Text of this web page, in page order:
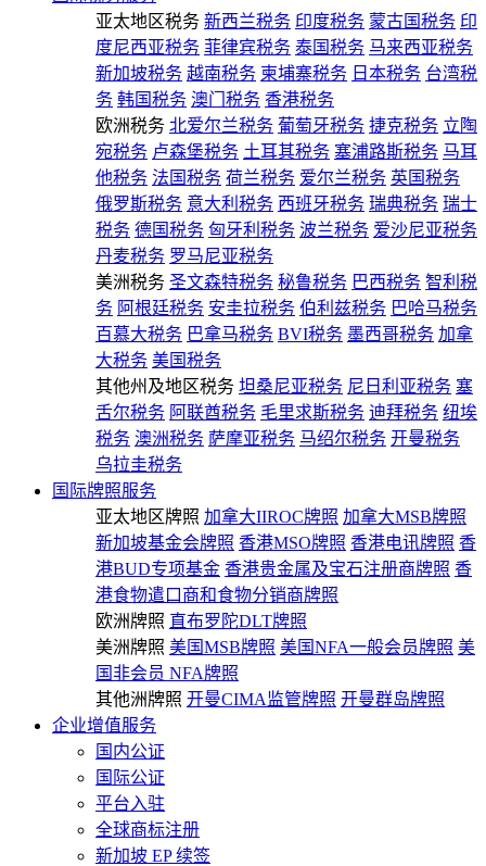
亚太地区税务 新西兰税务 印度税务 蒙古国税务 印
度尼西亚税务 菲律宾税务 泰国税务 马来西亚税务
新加坡税务 越南税务 柬埔寨税务 日本税务 台湾税
务 韩国税务 澳门税务 香港税务
欧洲税务 北爱尔兰税务 葡萄牙税务 捷克税务 立陶
宛税务 卢森堡税务 土耳其税务 塞浦路斯税务 马耳
他税务 法国税务 荷兰税务 爱尔兰税务 英国税务
俄罗斯税务 意大利税务 西班牙税务 瑞典税务 瑞士
税务 德国税务 匈牙利税务 波兰税务 爱沙尼亚税务
丹麦税务 罗马尼亚税务
美洲税务 圣文森特税务 秘鲁税务 巴西税务 智利税
务 阿根廷税务 安圭拉税务 伯利兹税务 巴哈马税务
百慕大税务 巴拿马税务 BVI税务 墨西哥税务 加拿
大税务 美国税务
其他州及地区税务 坦桑尼亚税务 尼日利亚税务 塞
舌尔税务 阿联酋税务 毛里求斯税务 迪拜税务 纽埃
税务 澳洲税务 萨摩亚税务 马绍尔税务 开曼税务
乌拉圭税务
国际牌照服务
亚太地区牌照 加拿大IIROC牌照 加拿大MSB牌照
新加坡基金会牌照 香港MSO牌照 香港电讯牌照 香
港BUD专项基金 香港贵金属及宝石注册商牌照 香
港食物遣口商和食物分销商牌照
欧洲牌照 直布罗陀DLT牌照
美洲牌照 美国MSB牌照 美国NFA一般会员牌照 美
国非会员 NFA牌照
其他洲牌照 开曼CIMA监管牌照 开曼群岛牌照
企业增值服务
国内公证
国际公证
平台入驻
全球商标注册
新加坡 EP 续签